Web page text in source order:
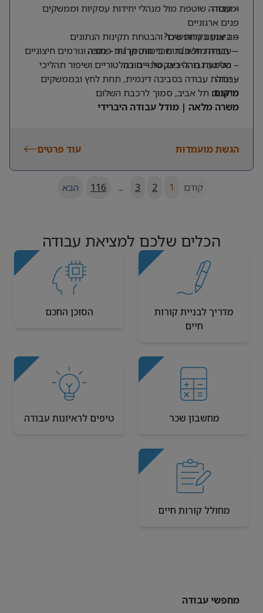
ומנוסה
– עבודה שוטפת מול מנהלי יחידות עסקיות וממשקים
פנים ארגוניים
– ביצוע בקרות שכר והבטחת תקינות הנתונים
– עבודה מול חברות ביטוח, קרנות פנסיה וגורמים חיצוניים
– הטמעת תהליכים, שינויים רגולטוריים ושיפור תהליכי
עבודה
מה אנחנו מחפשים?
– תעודת חשב/ת שכר מוסמך/ת – חובה
– שליטה גבוהה באקסל – חובה
– יכולת עבודה בסביבה דינמית, תחת לחץ ובממשקים
מרובים
מיקום: תל אביב, סמוך לרכבת השלום
משרה מלאה | מודל עבודה היברידי
הגשת מועמדות עוד פרטים
קודם 1
2
3
...
116 הבא
הכלים שלכם למציאת עבודה
מדריך לבניית קורות
חיים
הסוכן החכם
מחשבון שכר טיפים לראיונות עבודה
מחולל קורות חיים
מחפשי עבודה